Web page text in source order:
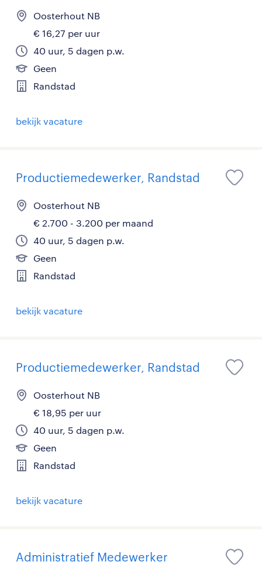
Oosterhout NB
€ 16,27 per uur
40 uur, 5 dagen p.w.
Geen
Randstad
bekijk vacature
Productiemedewerker, Randstad
Oosterhout NB
€ 2.700 - 3.200 per maand
40 uur, 5 dagen p.w.
Geen
Randstad
bekijk vacature
Productiemedewerker, Randstad
Oosterhout NB
€ 18,95 per uur
40 uur, 5 dagen p.w.
Geen
Randstad
bekijk vacature
Administratief Medewerker